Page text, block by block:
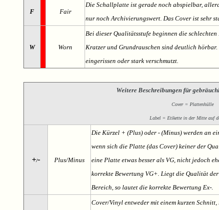
F Fair
Die Schallplatte ist gerade noch abspielbar,
nur noch Archivierungswert. Das Cover ist sehr
W Worn
Bei dieser Qualitätsstufe beginnen die
Kratzer und Grundrauschen sind deutlich
eingerissen oder stark verschmutzt.
Weitere Beschreibungen für
Cover = Plattenhülle
Label = Etikette in der Mitte auf
+/- Plus/Minus
Die Kürzel + (Plus) oder - (Minus) werden an
wenn sich die Platte (das Cover) keiner der
eine Platte etwas besser als VG, nicht jedoch
korrekte Bewertung VG+. Liegt die Qualität
Bereich, so lautet die korrekte Bewertung Ex-.
Cover/Vinyl entweder mit einem kurzen